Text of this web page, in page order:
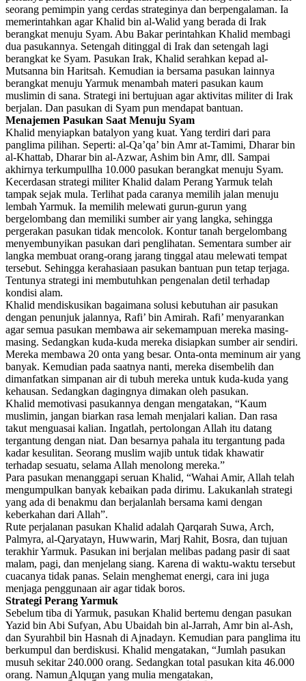
seorang pemimpin yang cerdas strateginya dan berpengalaman. Ia
memerintahkan agar Khalid bin al-Walid yang berada di Irak
berangkat menuju Syam. Abu Bakar perintahkan Khalid membagi
dua pasukannya. Setengah ditinggal di Irak dan setengah lagi
berangkat ke Syam. Pasukan Irak, Khalid serahkan kepad al-
Mutsanna bin Haritsah. Kemudian ia bersama pasukan lainnya
berangkat menuju Yarmuk menambah materi pasukan kaum
muslimin di sana. Strategi ini bertujuan agar aktivitas militer di Irak
berjalan. Dan pasukan di Syam pun mendapat bantuan.
Menajemen Pasukan Saat Menuju Syam
Khalid menyiapkan batalyon yang kuat. Yang terdiri dari para
panglima pilihan. Seperti: al-Qa’qa’ bin Amr at-Tamimi, Dharar bin
al-Khattab, Dharar bin al-Azwar, Ashim bin Amr, dll. Sampai
akhirnya terkumpullha 10.000 pasukan berangkat menuju Syam.
Kecerdasan strategi militer Khalid dalam Perang Yarmuk telah
tampak sejak mula. Terlihat pada caranya memilih jalan menuju
lembah Yarmuk. Ia memilih melewati gurun-gurun yang
bergelombang dan memiliki sumber air yang langka, sehingga
pergerakan pasukan tidak mencolok. Kontur tanah bergelombang
menyembunyikan pasukan dari penglihatan. Sementara sumber air
langka membuat orang-orang jarang tinggal atau melewati tempat
tersebut. Sehingga kerahasiaan pasukan bantuan pun tetap terjaga.
Tentunya strategi ini membutuhkan pengenalan detil terhadap
kondisi alam.
Khalid mendiskusikan bagaimana solusi kebutuhan air pasukan
dengan penunjuk jalannya, Rafi’ bin Amirah. Rafi’ menyarankan
agar semua pasukan membawa air sekemampuan mereka masing-
masing. Sedangkan kuda-kuda mereka disiapkan sumber air sendiri.
Mereka membawa 20 onta yang besar. Onta-onta meminum air yang
banyak. Kemudian pada saatnya nanti, mereka disembelih dan
dimanfatkan simpanan air di tubuh mereka untuk kuda-kuda yang
kehausan. Sedangkan dagingnya dimakan oleh pasukan.
Khalid memotivasi pasukannya dengan mengatakan, “Kaum
muslimin, jangan biarkan rasa lemah menjalari kalian. Dan rasa
takut menguasai kalian. Ingatlah, pertolongan Allah itu datang
tergantung dengan niat. Dan besarnya pahala itu tergantung pada
kadar kesulitan. Seorang muslim wajib untuk tidak khawatir
terhadap sesuatu, selama Allah menolong mereka.”
Para pasukan menanggapi seruan Khalid, “Wahai Amir, Allah telah
mengumpulkan banyak kebaikan pada dirimu. Lakukanlah strategi
yang ada di benakmu dan berjalanlah bersama kami dengan
keberkahan dari Allah”.
Rute perjalanan pasukan Khalid adalah Qarqarah Suwa, Arch,
Palmyra, al-Qaryatayn, Huwwarin, Marj Rahit, Bosra, dan tujuan
terakhir Yarmuk. Pasukan ini berjalan melibas padang pasir di saat
malam, pagi, dan menjelang siang. Karena di waktu-waktu tersebut
cuacanya tidak panas. Selain menghemat energi, cara ini juga
menjaga penggunaan air agar tidak boros.
Strategi Perang Yarmuk
Sebelum tiba di Yarmuk, pasukan Khalid bertemu dengan pasukan
Yazid bin Abi Sufyan, Abu Ubaidah bin al-Jarrah, Amr bin al-Ash,
dan Syurahbil bin Hasnah di Ajnadayn. Kemudian para panglima itu
berkumpul dan berdiskusi. Khalid mengatakan, “Jumlah pasukan
musuh sekitar 240.000 orang. Sedangkan total pasukan kita 46.000
orang. Namun Alquran yang mulia mengatakan,